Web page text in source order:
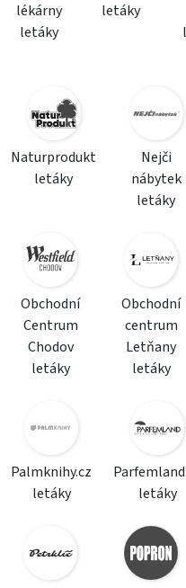
lékárny
letáky
letáky
Naturprodukt
letáky
Nejči
nábytek
letáky
Obchodní
Centrum
Chodov
letáky
Obchodní
centrum
Letňany
letáky
Palmknihy.cz
letáky
letáky